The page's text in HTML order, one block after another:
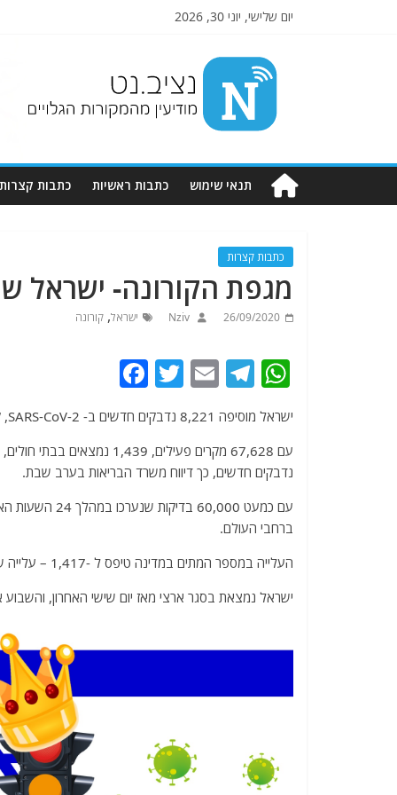
יום שלישי, יוני 30, 2026
Nziv.net
מודיעין
מהמקורות
תנאי שימוש כתבות ראשיות כתבות קצרות
כתבות קצרות
מגפת הקורונה- ישראל
26/09/2020
Nziv ישראל, קורונה
W
h
at
s
A
p
p
T
e
g
ra
m
E
ai
l
T
itt
er
c
e
b
o
k
ישראל מוסיפה 8,221 נדבקים חדשים ב- SARS-CoV-2, קורונה ומספר המתים עולה ל -1,417 איש.
נדבקים חדשים, כך דיווח משרד הבריאות בערב שבת.
ברחבי העולם.
העלייה במספר המתים במדינה טיפס ל -1,417 – עלייה של חמישה מתים לעומת הנתון שדווח ביום שישי.
ישראל נמצאת בסגר ארצי מאז יום שישי האחרון,